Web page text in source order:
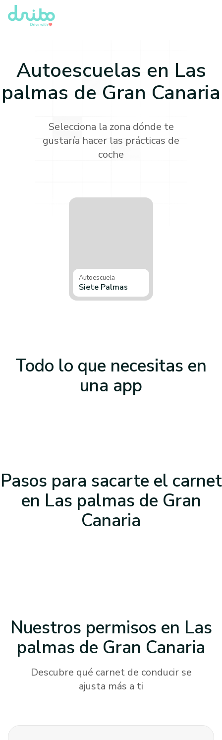
Autoescuelas en Las
palmas de Gran Canaria
Selecciona la zona dónde te
gustaría hacer las prácticas de
coche
Autoescuela
Siete Palmas
Todo lo que necesitas en
una app
Pasos para sacarte el carnet
en Las palmas de Gran
Canaria
Nuestros permisos en Las
palmas de Gran Canaria
Descubre qué carnet de conducir se
ajusta más a ti